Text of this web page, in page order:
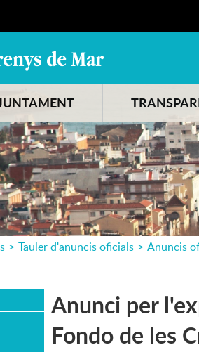
> Tauler d'anuncis oficials > Anuncis
Anunci per
Fondo de les